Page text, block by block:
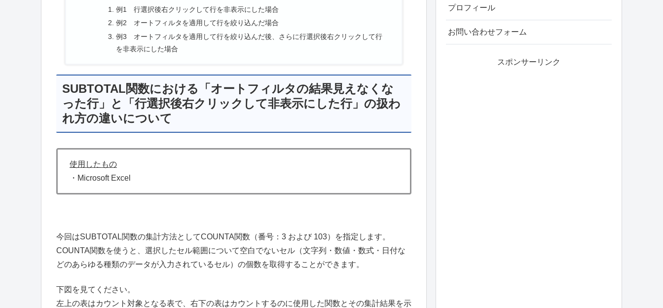
例1 行選択後右クリックして行を非表示にした場合
例2 オートフィルタを適用して行を絞り込んだ場合
例3 オートフィルタを適用して行を絞り込んだ後、さらに行選択後右クリックして行
を非表示にした場合
SUBTOTAL関数における「オートフィルタの結果見えなくな
った行」と「行選択後右クリックして非表示にした行」の扱わ
れ方の違いについて
使用したもの
・Microsoft Excel
今回はSUBTOTAL関数の集計方法としてCOUNTA関数（番号：3 および 103）を指定します。
COUNTA関数を使うと、選択したセル範囲について空白でないセル（文字列・数値・数式・日付な
どのあらゆる種類のデータが入力されているセル）の個数を取得することができます。
下図を見てください。
左上の表はカウント対象となる表で、右下の表はカウントするのに使用した関数とその集計結果を示
プロフィール
お問い合わせフォーム
スポンサーリンク